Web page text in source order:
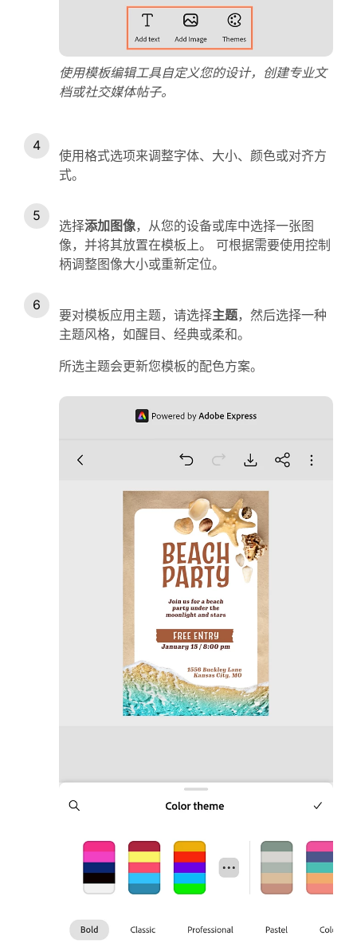
使用模板编辑工具自定义您的设计，创建专业文
档或社交媒体帖子。
使用格式选项来调整字体、大小、颜色或对齐方
式。
选择添加图像，从您的设备或库中选择一张图
像，并将其放置在模板上。 可根据需要使用控制
柄调整图像大小或重新定位。
要对模板应用主题，请选择主题，然后选择一种
主题风格，如醒目、经典或柔和。
所选主题会更新您模板的配色方案。